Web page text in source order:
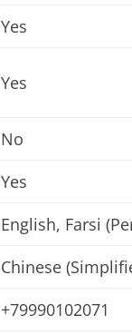
Yes
Yes
No
Yes
English, Farsi
Chinese
+79990102071